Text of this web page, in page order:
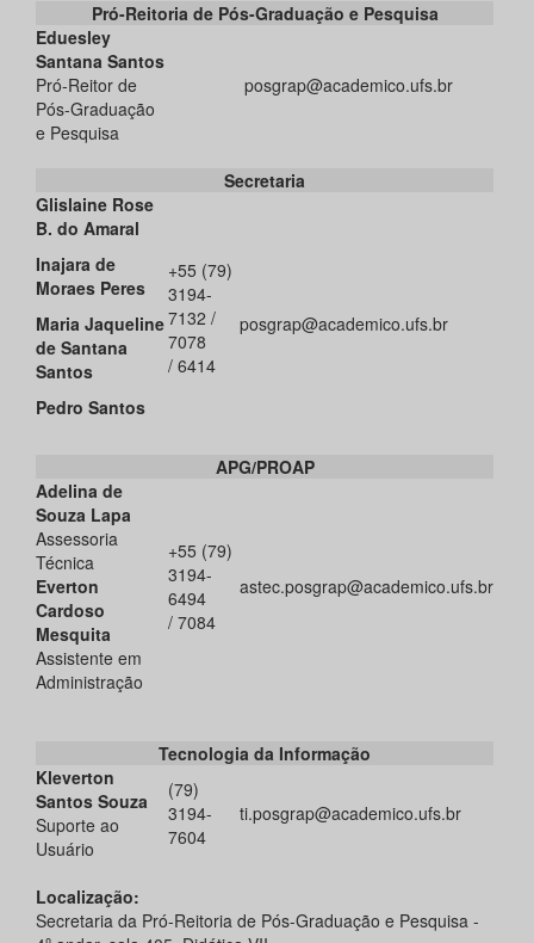
Pró-Reitoria de Pós-Graduação e Pesquisa
Eduesley
Santana Santos
Pró-Reitor de
Pós-Graduação
e Pesquisa
posgrap@academico.ufs.br
Secretaria
Glislaine Rose
B. do Amaral
Inajara de
Moraes Peres
Maria Jaqueline
de Santana
Santos
Pedro Santos
+55 (79)
3194-
7132 /
7078
/ 6414
posgrap@academico.ufs.br
APG/PROAP
Adelina de
Souza Lapa
Assessoria
Técnica
+55 (79)
3194-
6494
/ 7084
astec.posgrap@academico.ufs.br
Everton
Cardoso
Mesquita
Assistente em
Administração
Tecnologia da Informação
Kleverton
Santos Souza
Suporte ao
Usuário
(79)
3194-
7604
ti.posgrap@academico.ufs.br
Localização:
Secretaria da Pró-Reitoria de Pós-Graduação e Pesquisa -